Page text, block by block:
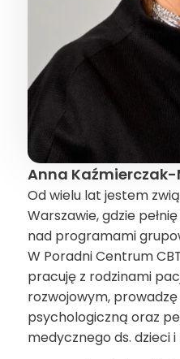
Anna
Od wielu lat jestem
Warszawie, gdzie
nad programami
W Poradni Centrum
pracuję z rodzinami
rozwojowym,
psychologiczną oraz
medycznego ds. dzieci i